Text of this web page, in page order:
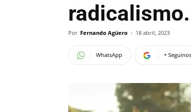
radicalismo.
Por Fernando Agüero - 18 abril, 2023
WhatsApp +